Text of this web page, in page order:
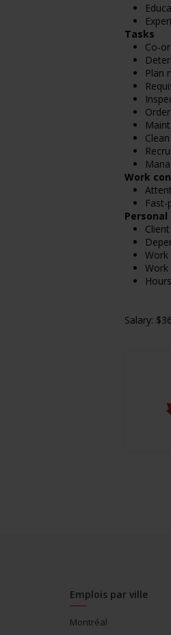
Tasks
Co-
Plan
Work
Work
Work
Salary:
Emplois par ville
Montréal